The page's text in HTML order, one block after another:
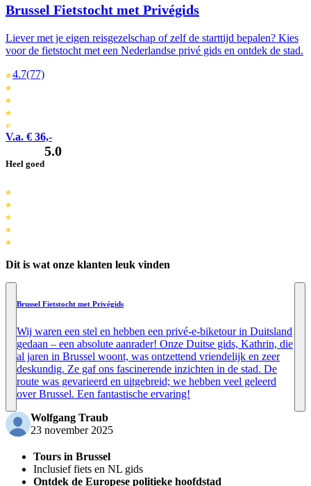
Brussel Fietstocht met Privégids
Liever met je eigen reisgezelschap of zelf de starttijd bepalen? Kies
voor de fietstocht met een Nederlandse privé gids en ontdek de stad.
4.7(77)
V.a. € 36,-
Heel goed
5.0
Dit is wat onze klanten leuk vinden
Brussel Fietstocht met Privégids
Wij waren een stel en hebben een privé-e-biketour in Duitsland
gedaan – een absolute aanrader! Onze Duitse gids, Kathrin, die
al jaren in Brussel woont, was ontzettend vriendelijk en zeer
deskundig. Ze gaf ons fascinerende inzichten in de stad. De
route was gevarieerd en uitgebreid; we hebben veel geleerd
over Brussel. Een fantastische ervaring!
Wolfgang Traub
23 november 2025
Tours in Brussel
Inclusief fiets en NL gids
Ontdek de Europese politieke hoofdstad